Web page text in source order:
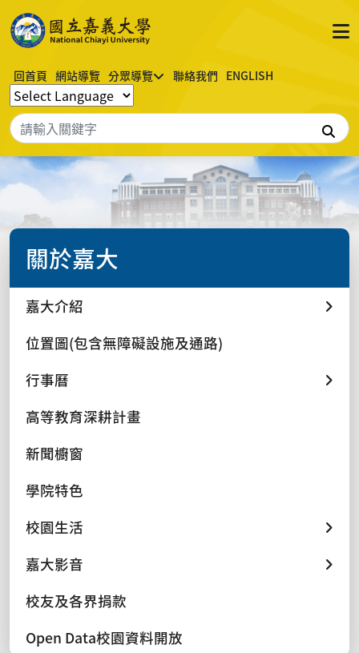
回首頁 網站導覽 分眾導覽 聯絡我們 ENGLISH
搜尋
關於嘉大
嘉大介紹
位置圖(包含無障礙設施及通路)
行事曆
高等教育深耕計畫
新聞櫥窗
學院特色
校園生活
嘉大影音
校友及各界捐款
Open Data校園資料開放